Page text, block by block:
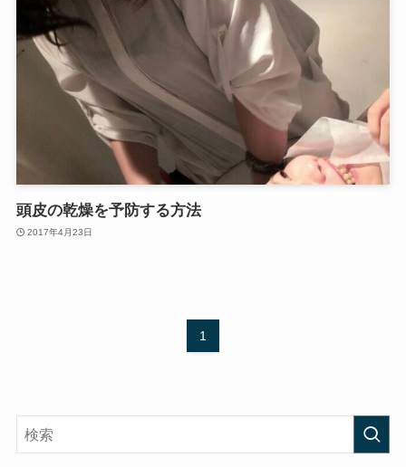
頭皮の乾燥を予防する方法
2017年4月23日
1